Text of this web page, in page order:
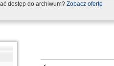
dostęp do archiwum? Zobacz ofertę